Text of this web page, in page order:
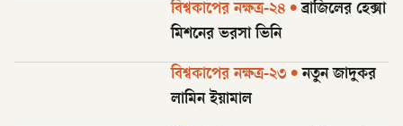
বিশ্বকাপের নক্ষত্র-২৪ • ব্রাজিলের হেক্সা
মিশনের ভরসা ভিনি
বিশ্বকাপের নক্ষত্র-২৩ • নতুন জাদুকর
লামিন ইয়ামাল